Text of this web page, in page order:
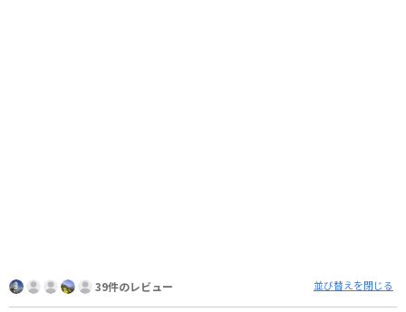
39件のレビュー 並び替えを閉じる